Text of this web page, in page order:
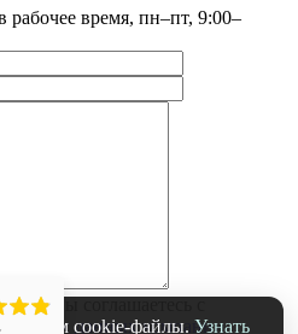
cookie-файлы. Узнать
рабочее время, пн–пт, 9:00–
вы соглашаетесь с
данных компании